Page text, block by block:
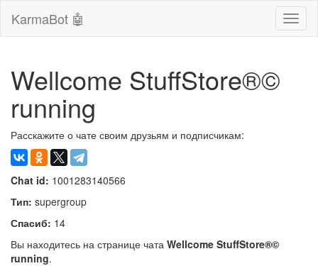
KarmaBot 🤖
Wellcome StuffStore®©
running
Расскажите о чате своим друзьям и подписчикам:
Chat id: 1001283140566
Тип: supergroup
Спасиб: 14
Вы находитесь на странице чата Wellcome StuffStore®©
running.